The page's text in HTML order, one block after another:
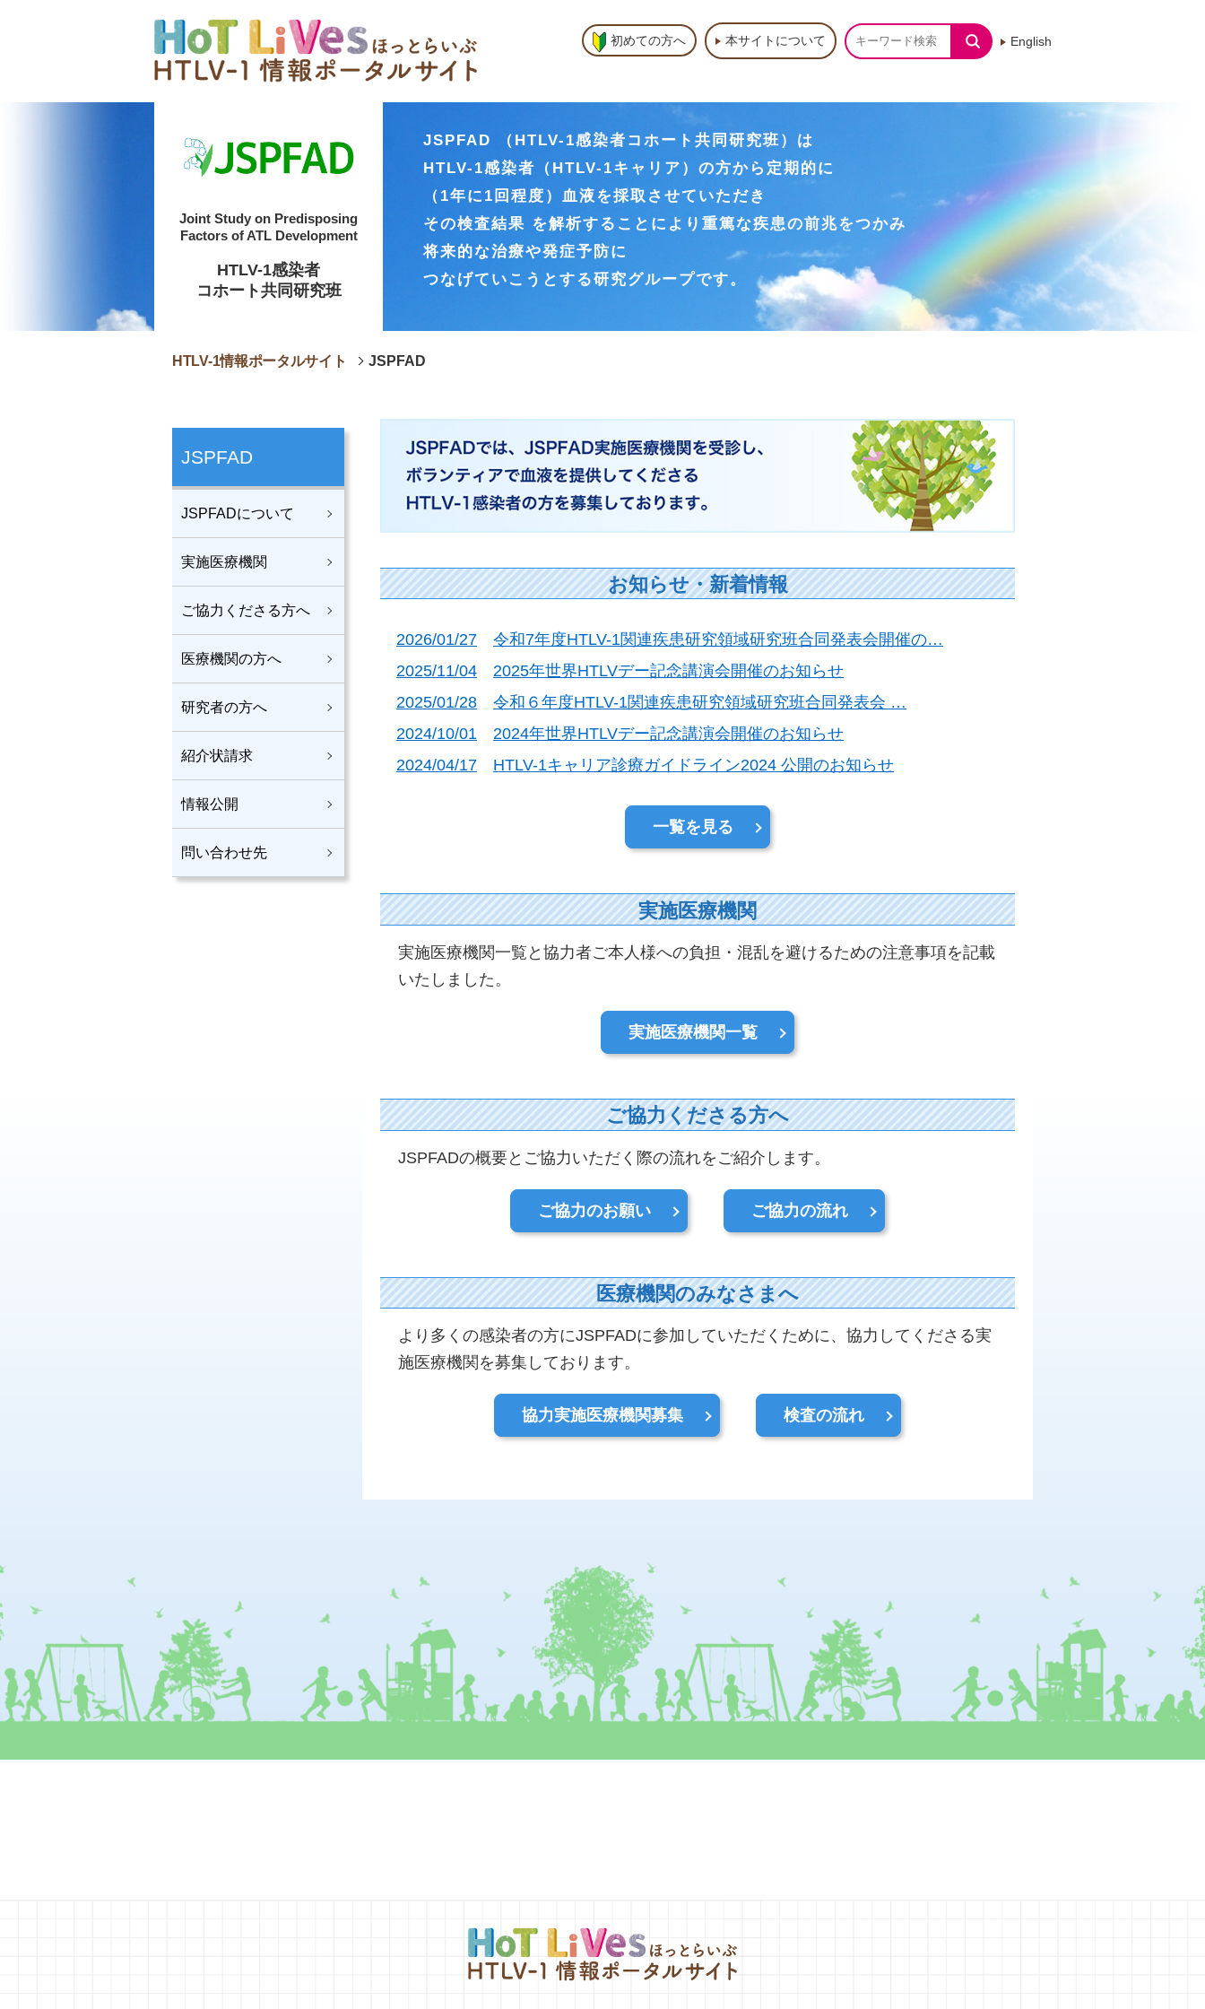
V
初めての方へ 本サイトについて English
Joint Study on Predisposing
Factors of ATL Development
HTLV-1感染者
コホート共同研究班
JSPFAD （HTLV-1感染者コホート共同研究班）は
HTLV-1感染者（HTLV-1キャリア）の方から定期的に
（1年に1回程度）血液を採取させていただき
その検査結果 を解析することにより重篤な疾患の前兆をつかみ
将来的な治療や発症予防に
つなげていこうとする研究グループです。
HTLV-1情報ポータルサイト JSPFAD
お知らせ・新着情報
2026/01/27
令和7年度HTLV-1関連疾患研究領域研究班合同発表会開催の…
2025/11/04
2025年世界HTLVデー記念講演会開催のお知らせ
2025/01/28
令和６年度HTLV-1関連疾患研究領域研究班合同発表会 …
2024/10/01
2024年世界HTLVデー記念講演会開催のお知らせ
2024/04/17
HTLV-1キャリア診療ガイドライン2024 公開のお知らせ
一覧を見る
実施医療機関
実施医療機関一覧と協力者ご本人様への負担・混乱を避けるための注意事項を記載
いたしました。
実施医療機関一覧
ご協力くださる方へ
JSPFADの概要とご協力いただく際の流れをご紹介します。
ご協力のお願い ご協力の流れ
医療機関のみなさまへ
より多くの感染者の方にJSPFADに参加していただくために、協力してくださる実
施医療機関を募集しております。
協力実施医療機関募集 検査の流れ
JSPFAD
JSPFADについて
実施医療機関
ご協力くださる方へ
医療機関の方へ
研究者の方へ
紹介状請求
情報公開
問い合わせ先